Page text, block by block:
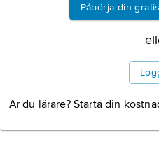
Påbörja din
Är du lärare? Starta din